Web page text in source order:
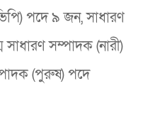
পদে ৯ জন, সাধারণ
সম্পাদক (নারী)
(পুরুষ) পদে